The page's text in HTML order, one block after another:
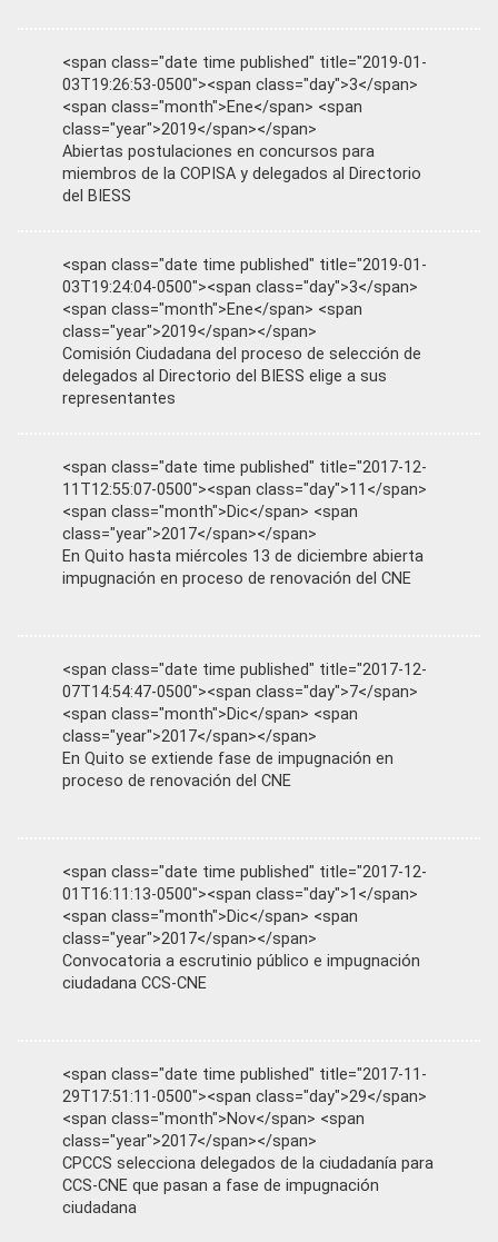
<span class="date time published" title="2019-01-
03T19:26:53-0500"><span class="day">3</span>
<span class="month">Ene</span> <span
class="year">2019</span></span>
Abiertas postulaciones en concursos para
miembros de la COPISA y delegados al Directorio
del BIESS
<span class="date time published" title="2019-01-
03T19:24:04-0500"><span class="day">3</span>
<span class="month">Ene</span> <span
class="year">2019</span></span>
Comisión Ciudadana del proceso de selección de
delegados al Directorio del BIESS elige a sus
representantes
<span class="date time published" title="2017-12-
11T12:55:07-0500"><span class="day">11</span>
<span class="month">Dic</span> <span
class="year">2017</span></span>
En Quito hasta miércoles 13 de diciembre abierta
impugnación en proceso de renovación del CNE
<span class="date time published" title="2017-12-
07T14:54:47-0500"><span class="day">7</span>
<span class="month">Dic</span> <span
class="year">2017</span></span>
En Quito se extiende fase de impugnación en
proceso de renovación del CNE
<span class="date time published" title="2017-12-
01T16:11:13-0500"><span class="day">1</span>
<span class="month">Dic</span> <span
class="year">2017</span></span>
Convocatoria a escrutinio público e impugnación
ciudadana CCS-CNE
<span class="date time published" title="2017-11-
29T17:51:11-0500"><span class="day">29</span>
<span class="month">Nov</span> <span
class="year">2017</span></span>
CPCCS selecciona delegados de la ciudadanía para
CCS-CNE que pasan a fase de impugnación
ciudadana